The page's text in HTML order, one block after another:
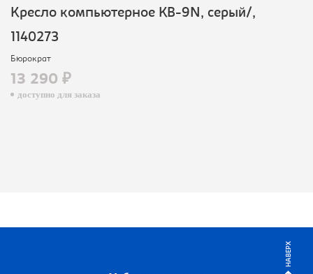
Кресло компьютерное KB-9N, серый/,
1140273
Бюрократ
13 290 ₽
доступно для заказа
НАВЕРХ